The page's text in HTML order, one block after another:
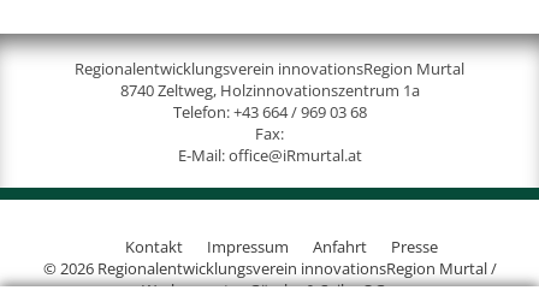
Regionalentwicklungsverein innovationsRegion Murtal
8740 Zeltweg, Holzinnovationszentrum 1a
Telefon:+43 664 / 969 03 68
Fax:
E-Mail:office@iRmurtal.at
Kontakt Impressum Anfahrt
Presse
© 2026 Regionalentwicklungsverein innovationsRegion Murtal /
Werbeagentur Gössler & Sailer OG